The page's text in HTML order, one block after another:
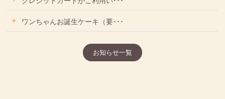
ワンちゃんお誕生ケーキ（要･･･
お知らせ一覧